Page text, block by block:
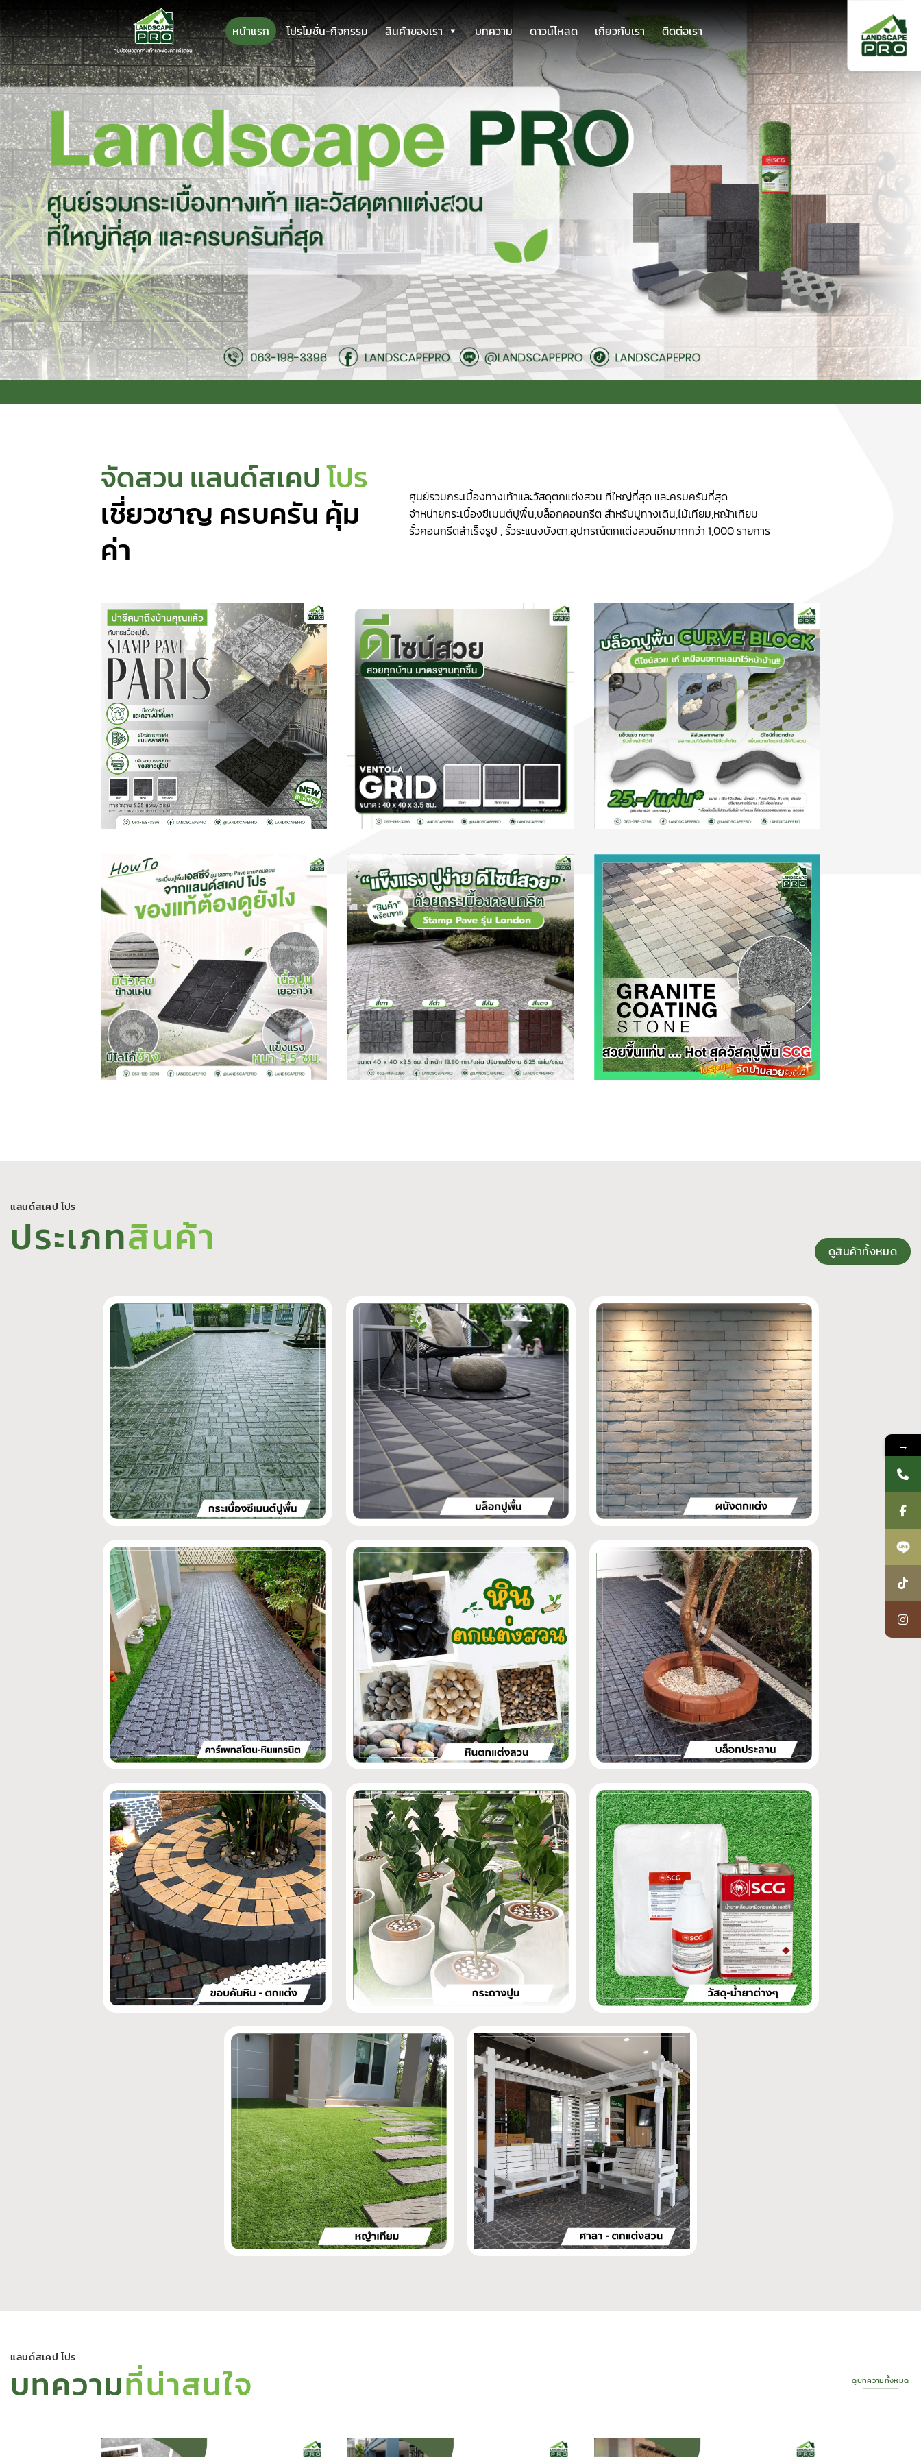
ไป
ยัง
เนื้อหา
หน้าแรก โปรโมชั่น-กิจกรรม สินค้าของเรา บทความ ดาวน์โหลด เกี่ยวกับเรา ติดต่อเรา
จัดสวน แลนด์สเคปโปร
เชี่ยวชาญ ครบครัน คุ้ม
ค่า
ศูนย์รวมกระเบื้องทางเท้าและวัสดุตกแต่งสวน ที่ใหญ่ที่สุด และครบครันที่สุด
จำหน่ายกระเบื้องซีเมนต์ปูพื้น,บล็อกคอนกรีต สำหรับปูทางเดิน,ไม้เทียม,หญ้าเทียม
รั้วคอนกรีตสำเร็จรูป , รั้วระแนงบังตา,อุปกรณ์ตกแต่งสวนอีกมากกว่า 1,000 รายการ
แลนด์สเคป โปร
ประเภทสินค้า ดูสินค้าทั้งหมด
แลนด์สเคป โปร
บทความที่น่าสนใจ ดูบทความทั้งหมด
→